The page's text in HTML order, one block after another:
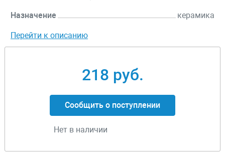
Назначение керамика
Перейти к описанию
218 руб.
Сообщить о поступлении
Нет в наличии